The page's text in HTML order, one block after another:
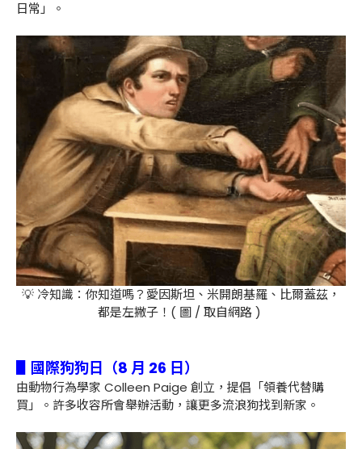
日常」。
💡 冷知識：你知道嗎？愛因斯坦、米開朗基羅、比爾蓋茲，
都是左撇子！( 圖 / 取自網路 )
▋國際狗狗日（8 月 26 日）
由動物行為學家 Colleen Paige 創立，提倡「領養代替購
買」。許多收容所會舉辦活動，讓更多流浪狗找到新家。